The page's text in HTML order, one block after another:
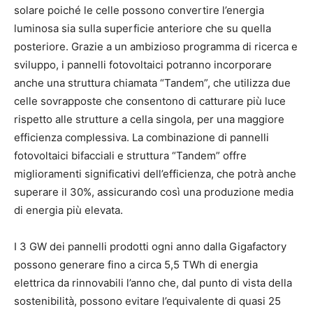
solare poiché le celle possono convertire l’energia
luminosa sia sulla superficie anteriore che su quella
posteriore. Grazie a un ambizioso programma di ricerca e
sviluppo, i pannelli fotovoltaici potranno incorporare
anche una struttura chiamata “Tandem”, che utilizza due
celle sovrapposte che consentono di catturare più luce
rispetto alle strutture a cella singola, per una maggiore
efficienza complessiva. La combinazione di pannelli
fotovoltaici bifacciali e struttura “Tandem” offre
miglioramenti significativi dell’efficienza, che potrà anche
superare il 30%, assicurando così una produzione media
di energia più elevata.
I 3 GW dei pannelli prodotti ogni anno dalla Gigafactory
possono generare fino a circa 5,5 TWh di energia
elettrica da rinnovabili l’anno che, dal punto di vista della
sostenibilità, possono evitare l’equivalente di quasi 25